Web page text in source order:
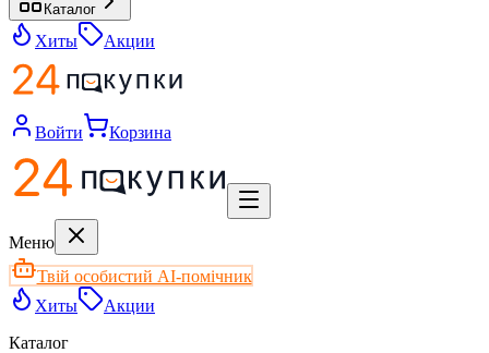
Каталог
Хиты Акции
Войти Корзина
Меню
Твій особистий AI-помічник
Хиты
Акции
Каталог